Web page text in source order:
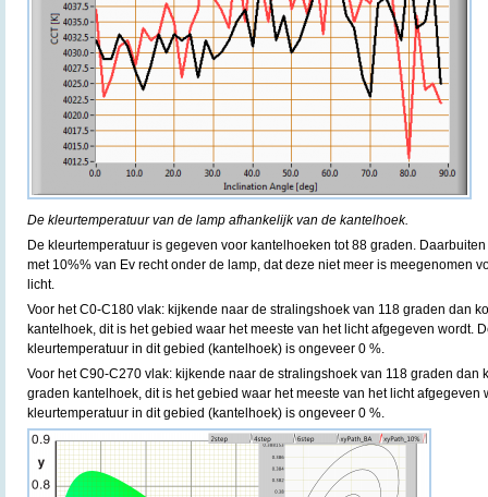
De kleurtemperatuur van de lamp afhankelijk van de kantelhoek.
De kleurtemperatuur is gegeven voor kantelhoeken tot 88 graden.
met 10%% van Ev recht onder de lamp, dat deze niet meer is meegenomen
licht.
Voor het C0-C180 vlak: kijkende naar de stralingshoek van 118 graden dan
kantelhoek, dit is het gebied waar het meeste van het licht afgegeven wordt.
kleurtemperatuur in dit gebied (kantelhoek) is ongeveer 0 %.
Voor het C90-C270 vlak: kijkende naar de stralingshoek van 118 graden dan
graden kantelhoek, dit is het gebied waar het meeste van het licht afgegeven
kleurtemperatuur in dit gebied (kantelhoek) is ongeveer 0 %.